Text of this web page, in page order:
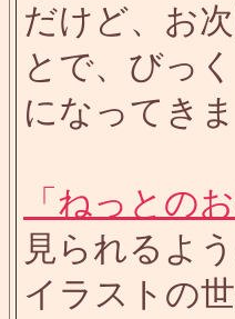
だけど、お
とで、びっ
になってきま
「ねっとの
見られるよ
イラストの